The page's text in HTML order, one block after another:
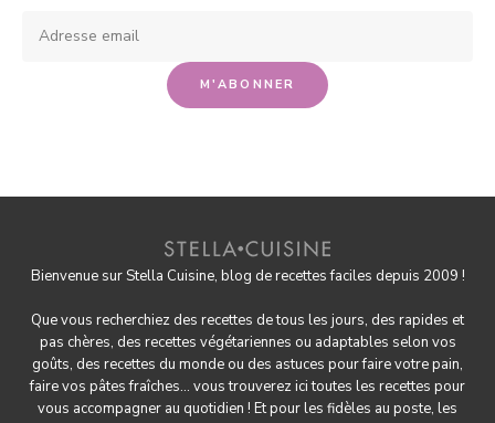
Bienvenue sur Stella Cuisine, blog de recettes faciles depuis 2009 !
Que vous recherchiez des recettes de tous les jours, des rapides et
pas chères, des recettes végétariennes ou adaptables selon vos
goûts, des recettes du monde ou des astuces pourfaire votre pain,
fairevos pâtes fraîches... vous trouverez ici toutes les recettes pour
vous accompagner au quotidien ! Et pour les fidèles au poste, les